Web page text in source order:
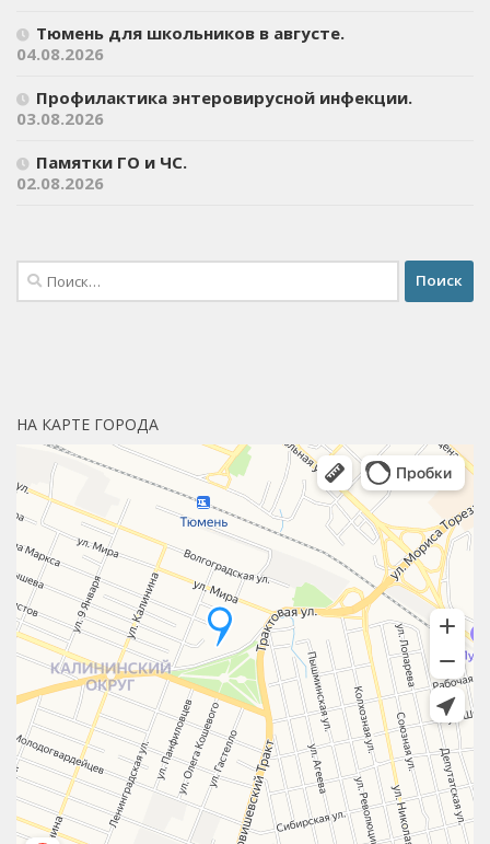
Тюмень для школьников в августе.
04.08.2026
Профилактика энтеровирусной инфекции.
03.08.2026
Памятки ГО и ЧС.
02.08.2026
Найти:
НА КАРТЕ ГОРОДА